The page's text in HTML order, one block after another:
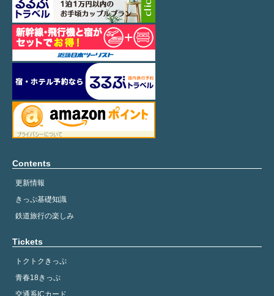
Contents
更新情報
きっぷ基礎知識
鉄道旅行の楽しみ
Tickets
トクトクきっぷ
青春18きっぷ
交通系ICカード